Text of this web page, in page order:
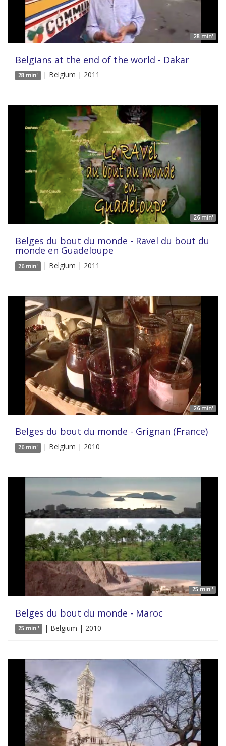
28 min'
Belgians at the end of the world - Dakar
28 min' | Belgium | 2011
26 min'
Belges du bout du monde - Ravel du bout du
monde en Guadeloupe
26 min' | Belgium | 2011
26 min'
Belges du bout du monde - Grignan (France)
26 min' | Belgium | 2010
25 min '
Belges du bout du monde - Maroc
25 min ' | Belgium | 2010